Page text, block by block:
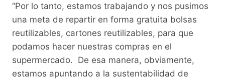
“Por lo tanto, estamos trabajando y nos pusimos
una meta de repartir en forma gratuita bolsas
reutilizables, cartones reutilizables, para que
podamos hacer nuestras compras en el
supermercado. De esa manera, obviamente,
estamos apuntando a la sustentabilidad de